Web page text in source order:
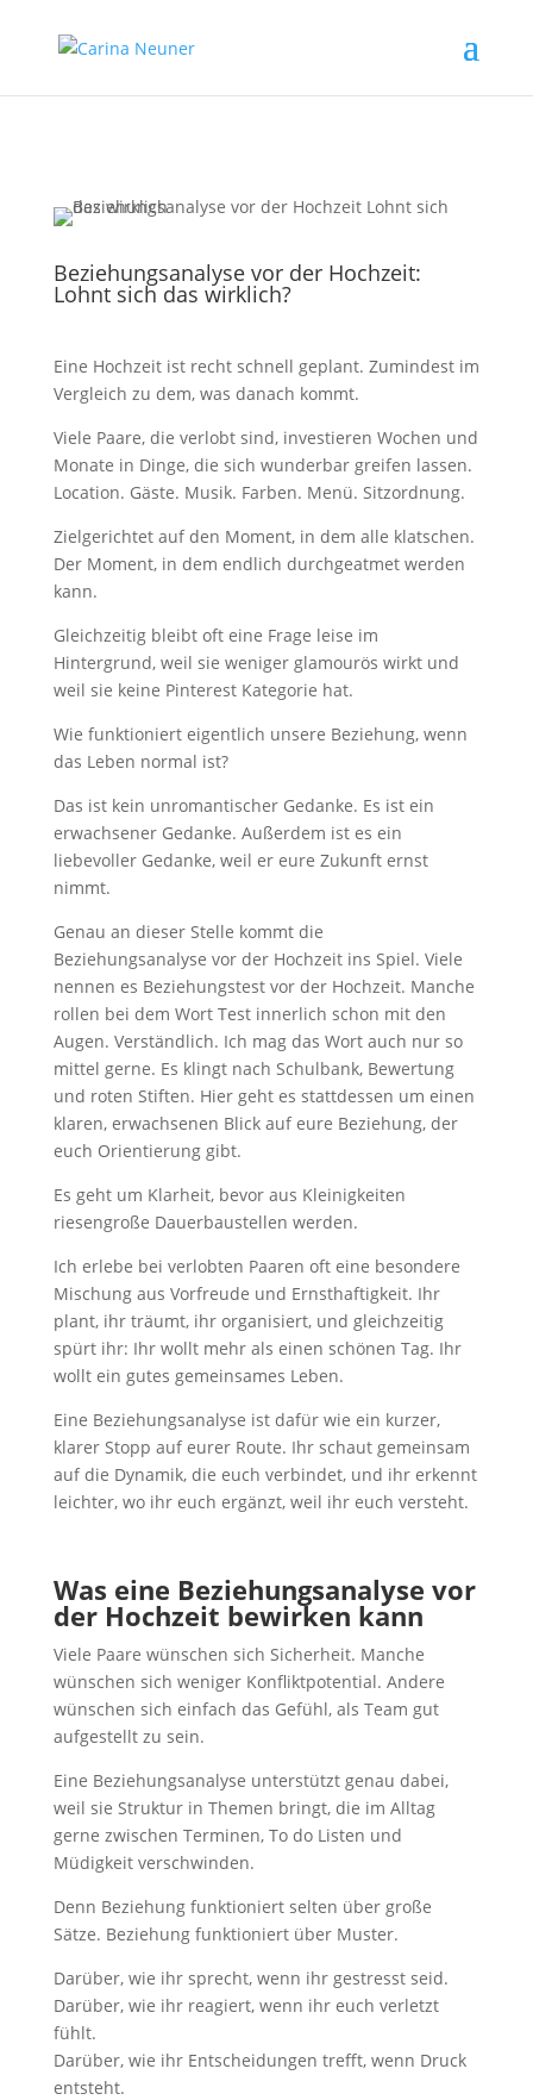
Beziehungsanalyse vor der Hochzeit:
Lohnt sich das wirklich?
Eine Hochzeit ist recht schnell geplant. Zumindest im
Vergleich zu dem, was danach kommt.
Viele Paare, die verlobt sind, investieren Wochen und
Monate in Dinge, die sich wunderbar greifen lassen.
Location. Gäste. Musik. Farben. Menü. Sitzordnung.
Zielgerichtet auf den Moment, in dem alle klatschen.
Der Moment, in dem endlich durchgeatmet werden
kann.
Gleichzeitig bleibt oft eine Frage leise im
Hintergrund, weil sie weniger glamourös wirkt und
weil sie keine Pinterest Kategorie hat.
Wie funktioniert eigentlich unsere Beziehung, wenn
das Leben normal ist?
Das ist kein unromantischer Gedanke. Es ist ein
erwachsener Gedanke. Außerdem ist es ein
liebevoller Gedanke, weil er eure Zukunft ernst
nimmt.
Genau an dieser Stelle kommt die
Beziehungsanalyse vor der Hochzeit ins Spiel. Viele
nennen es Beziehungstest vor der Hochzeit. Manche
rollen bei dem Wort Test innerlich schon mit den
Augen. Verständlich. Ich mag das Wort auch nur so
mittel gerne. Es klingt nach Schulbank, Bewertung
und roten Stiften. Hier geht es stattdessen um einen
klaren, erwachsenen Blick auf eure Beziehung, der
euch Orientierung gibt.
Es geht um Klarheit, bevor aus Kleinigkeiten
riesengroße Dauerbaustellen werden.
Ich erlebe bei verlobten Paaren oft eine besondere
Mischung aus Vorfreude und Ernsthaftigkeit. Ihr
plant, ihr träumt, ihr organisiert, und gleichzeitig
spürt ihr: Ihr wollt mehr als einen schönen Tag. Ihr
wollt ein gutes gemeinsames Leben.
Eine Beziehungsanalyse ist dafür wie ein kurzer,
klarer Stopp auf eurer Route. Ihr schaut gemeinsam
auf die Dynamik, die euch verbindet, und ihr erkennt
leichter, wo ihr euch ergänzt, weil ihr euch versteht.
Was eine Beziehungsanalyse vor
der Hochzeit bewirken kann
Viele Paare wünschen sich Sicherheit. Manche
wünschen sich weniger Konfliktpotential. Andere
wünschen sich einfach das Gefühl, als Team gut
aufgestellt zu sein.
Eine Beziehungsanalyse unterstützt genau dabei,
weil sie Struktur in Themen bringt, die im Alltag
gerne zwischen Terminen, To do Listen und
Müdigkeit verschwinden.
Denn Beziehung funktioniert selten über große
Sätze. Beziehung funktioniert über Muster.
Darüber, wie ihr sprecht, wenn ihr gestresst seid.
Darüber, wie ihr reagiert, wenn ihr euch verletzt
fühlt.
Darüber, wie ihr Entscheidungen trefft, wenn Druck
entsteht.